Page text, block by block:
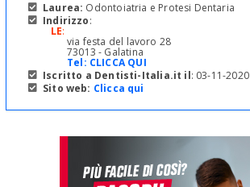
Laurea: Odontoiatria e Protesi Dentaria
Indirizzo:
LE:
via festa del lavoro 28
73013 - Galatina
Tel: CLICCA QUI
Iscritto a Dentisti-Italia.it il: 03-11-2020
Sito web: Clicca qui